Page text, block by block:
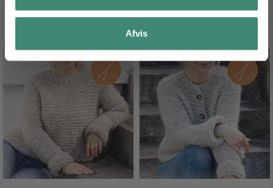
Afvis
SE PRODUKT
SE PRODUKT